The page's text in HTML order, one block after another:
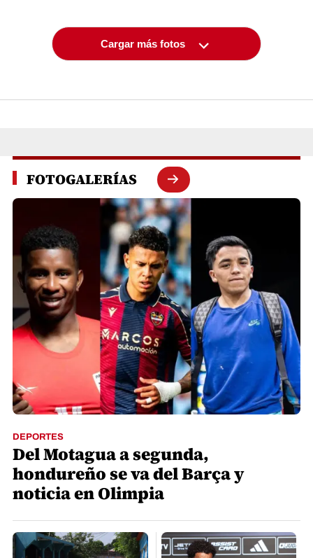
Cargar más fotos
FOTOGALERÍAS
DEPORTES
Del Motagua a segunda,
hondureño se va del Barça y
noticia en Olimpia